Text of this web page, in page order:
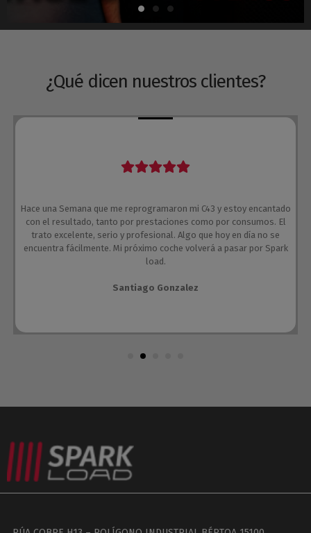
¿Qué dicen nuestros clientes?
Hace una Semana que me reprogramaron mi C43 y estoy encantado
con el resultado, tanto por prestaciones como por consumos. El
trato excelente, serio y profesional. Algo que hoy en día no se
encuentra fácilmente. Mi próximo coche volverá a pasar por Spark
load.
Santiago Gonzalez